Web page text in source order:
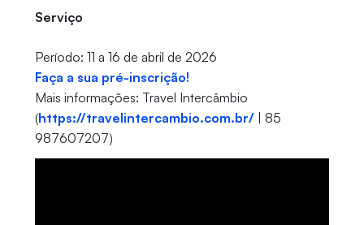
Serviço
Período: 11 a 16 de abril de 2026
Faça a sua pré-inscrição!
Mais informações: Travel Intercâmbio
(https://travelintercambio.com.br/| 85
987607207)